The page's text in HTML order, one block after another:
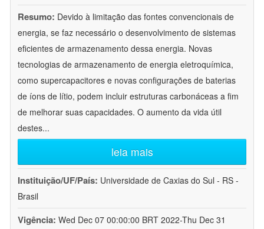
Resumo: Devido à limitação das fontes convencionais de
energia, se faz necessário o desenvolvimento de sistemas
eficientes de armazenamento dessa energia. Novas
tecnologias de armazenamento de energia eletroquímica,
como supercapacitores e novas configurações de baterias
de íons de lítio, podem incluir estruturas carbonáceas a fim
de melhorar suas capacidades. O aumento da vida útil
destes...
leia mais
Instituição/UF/País: Universidade de Caxias do Sul - RS -
Brasil
Vigência: Wed Dec 07 00:00:00 BRT 2022-Thu Dec 31